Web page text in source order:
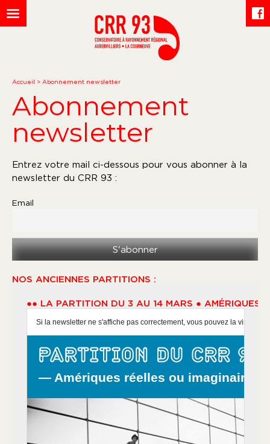
Accueil > Abonnement newsletter
Abonnement
newsletter
Entrez votre mail ci-dessous pour vous abonner à la
newsletter du CRR 93 :
Email
NOS ANCIENNES PARTITIONS :
●● LA PARTITION DU 3 AU 14 MARS ● AMÉRIQUES